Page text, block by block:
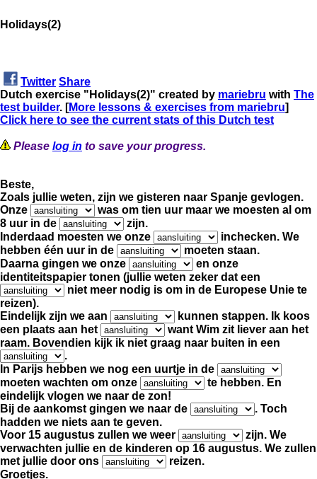
Holidays(2)
Twitter Share
Dutch exercise "Holidays(2)" created by mariebru with The
test builder. [More lessons & exercises from mariebru]
Click here to see the current stats of this Dutch test
Please log in to save your progress.
Beste,
Zoals jullie weten, zijn we gisteren naar Spanje gevlogen.
Onze
was om tien uur maar we moesten al om
8 uur in de
zijn.
Inderdaad moesten we onze
inchecken. We
hebben één uur in de
moeten staan.
Daarna gingen we onze
en onze
identiteitspapier tonen (jullie weten zeker dat een
niet meer nodig is om in de Europese Unie te
reizen).
Eindelijk zijn we aan
kunnen stappen.
Ik koos
een plaats aan het
want Wim zit liever aan het
raam. Bovendien kijk ik niet graag naar buiten in een
.
In Parijs hebben we nog een uurtje in de
moeten wachten om onze
te hebben. En
eindelijk vlogen we naar de zon!
Bij de aankomst gingen we naar de
. Toch
hadden we niets aan te geven.
Voor 15 augustus zullen we weer
zijn. We
verwachten jullie en de kinderen op 16 augustus. We zullen
met jullie door ons
reizen.
Groetjes.